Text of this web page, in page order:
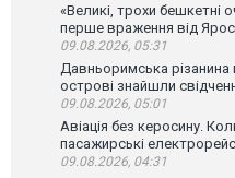
«Великі, трохи бешкетні
перше враження від
09.08.2026, 05:31
Давньоримська
острові знайшли
09.08.2026, 05:01
Авіація без керосину.
пасажирські
09.08.2026, 04:31